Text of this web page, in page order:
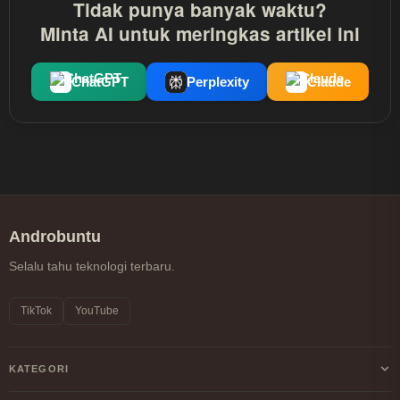
Tidak punya banyak waktu?
Minta AI untuk meringkas artikel ini
ChatGPT Perplexity Claude
Androbuntu
Selalu tahu teknologi terbaru.
TikTok YouTube
KATEGORI